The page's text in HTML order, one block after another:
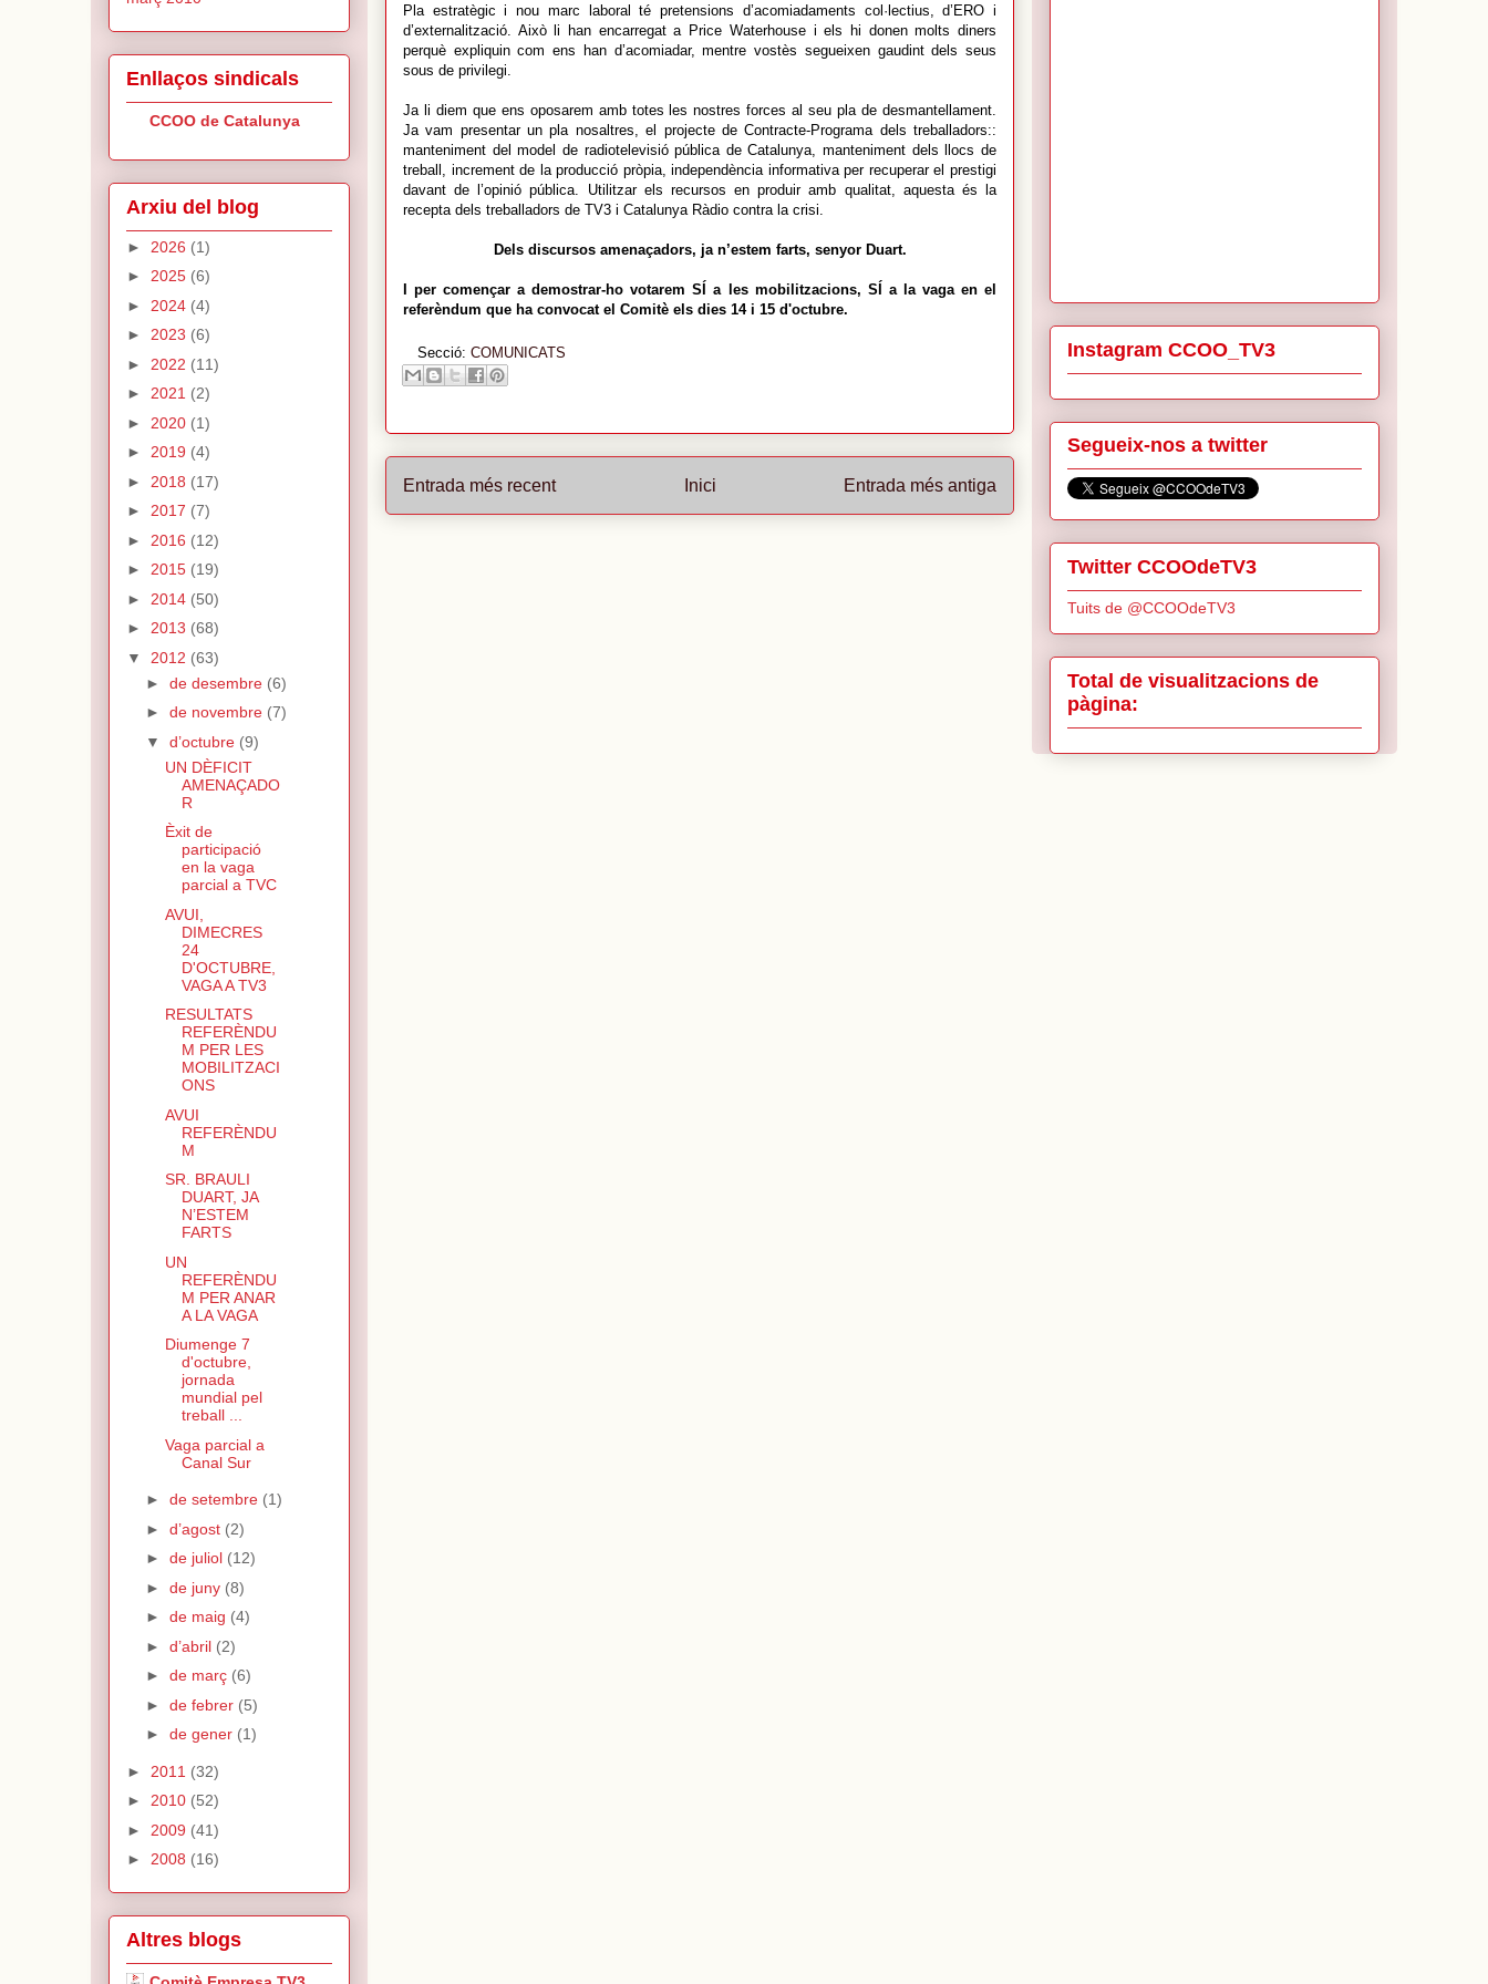
Pla estratègic i nou marc laboral té pretensions d’acomiadaments col·lectius, d’ERO i
d’externalització. Això li han encarregat a Price Waterhouse i els hi donen molts diners
perquè expliquin com ens han d’acomiadar, mentre vostès segueixen gaudint dels seus
sous de privilegi.
Ja li diem que ens oposarem amb totes les nostres forces al seu pla de desmantellament.
Ja vam presentar un pla nosaltres, el projecte de Contracte-Programa dels treballadors::
manteniment del model de radiotelevisió pública de Catalunya, manteniment dels llocs de
treball, increment de la producció pròpia, independència informativa per recuperar el prestigi
davant de l’opinió pública. Utilitzar els recursos en produir amb qualitat, aquesta és la
recepta dels treballadors de TV3 i Catalunya Ràdio contra la crisi.
Dels discursos amenaçadors, ja n’estem farts, senyor Duart.
I per començar a demostrar-ho votarem SÍ a les mobilitzacions, SÍ a la vaga en el
referèndum que ha convocat el Comitè els dies 14 i 15 d'octubre.
Secció: COMUNICATS
Entrada més recent Entrada més antiga
Inici
Enllaços sindicals
CCOO de Catalunya
Arxiu del blog
► 2026 (1)
► 2025 (6)
► 2024 (4)
► 2023 (6)
► 2022 (11)
► 2021 (2)
► 2020 (1)
► 2019 (4)
► 2018 (17)
► 2017 (7)
► 2016 (12)
► 2015 (19)
► 2014 (50)
► 2013 (68)
▼ 2012 (63)
► de desembre (6)
► de novembre (7)
▼ d’octubre (9)
UN DÈFICIT
AMENAÇADO
R
Èxit de
participació
en la vaga
parcial a TVC
AVUI,
DIMECRES
24
D'OCTUBRE,
VAGA A TV3
RESULTATS
REFERÈNDU
M PER LES
MOBILITZACI
ONS
AVUI
REFERÈNDU
M
SR. BRAULI
DUART, JA
N’ESTEM
FARTS
UN
REFERÈNDU
M PER ANAR
A LA VAGA
Diumenge 7
d'octubre,
jornada
mundial pel
treball ...
Vaga parcial a
Canal Sur
► de setembre (1)
► d’agost (2)
► de juliol (12)
► de juny (8)
► de maig (4)
► d’abril (2)
► de març (6)
► de febrer (5)
► de gener (1)
► 2011 (32)
► 2010 (52)
► 2009 (41)
► 2008 (16)
Altres blogs
Instagram CCOO_TV3
Segueix-nos a twitter
Twitter CCOOdeTV3
Tuits de @CCOOdeTV3
Total de visualitzacions de
pàgina: